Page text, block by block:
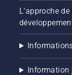
L'approche
Information